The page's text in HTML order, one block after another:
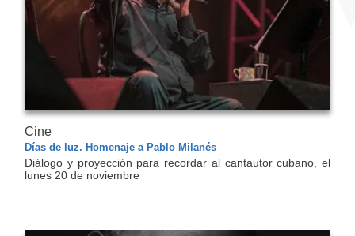
Cine
Días de luz. Homenaje a Pablo Milanés
Diálogo y proyección para recordar al cantautor cubano, el
lunes 20 de noviembre